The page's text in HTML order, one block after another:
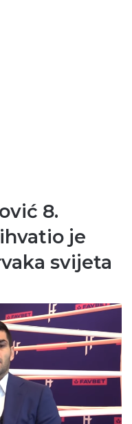
8.
je
svijeta